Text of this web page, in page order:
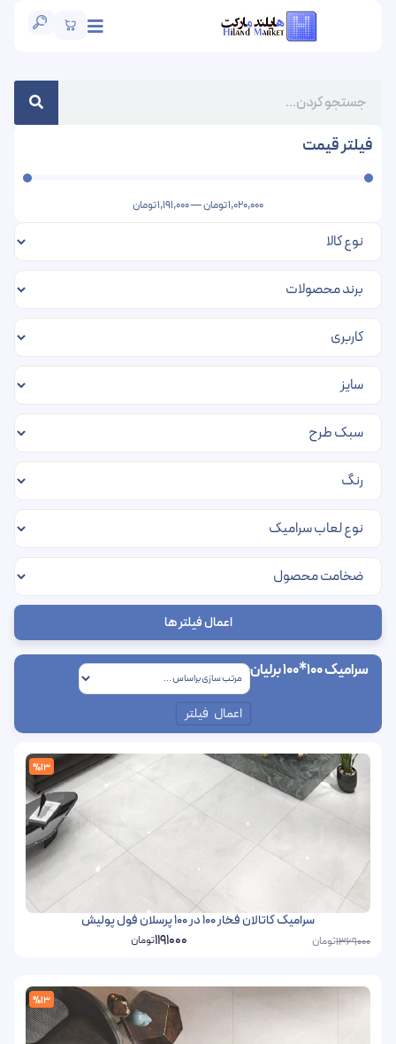
فیلتر قیمت
1,020,000تومان—
1,191,000تومان
اعمال فیلتر ها
سرامیک 100*100 برلیان
اعمال فیلتر
%13
سرامیک کاتالان فخار 100 در 100 پرسلان فول پولیش
1369000تومان 1191000تومان
%13